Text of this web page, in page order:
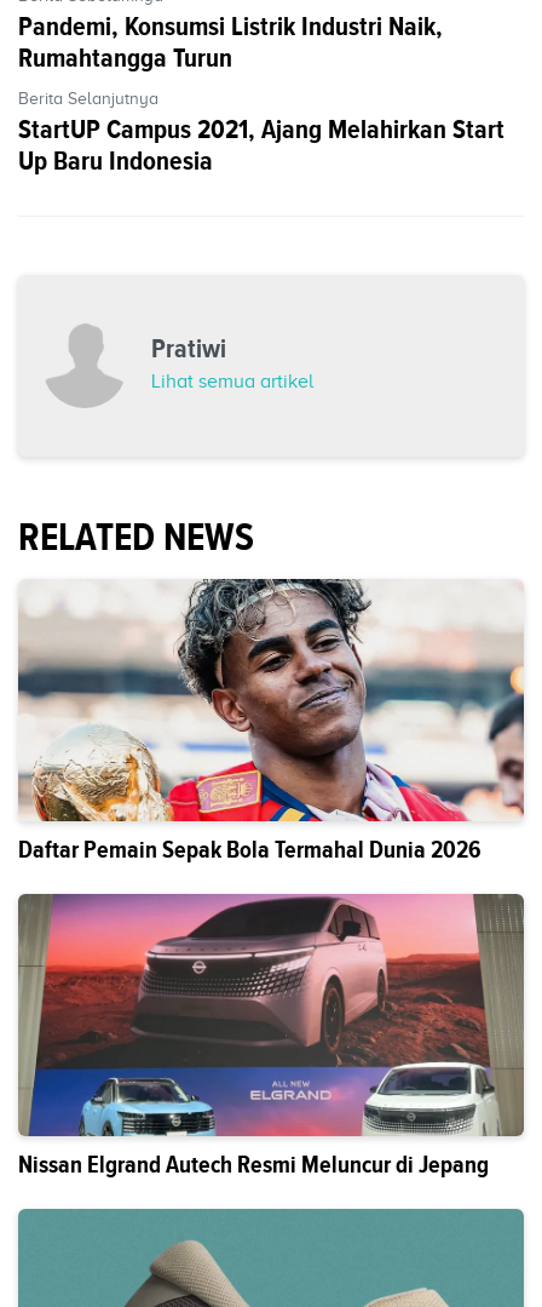
Pandemi, Konsumsi Listrik Industri Naik,
Rumahtangga Turun
Berita Selanjutnya
StartUP Campus 2021, Ajang Melahirkan Start
Up Baru Indonesia
Pratiwi
Lihat semua artikel
RELATED NEWS
Daftar Pemain Sepak Bola Termahal Dunia 2026
Nissan Elgrand Autech Resmi Meluncur di Jepang